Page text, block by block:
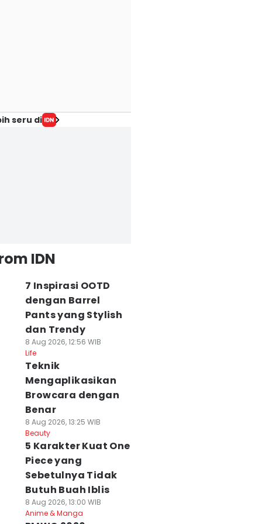
seru di
IDN
7 Inspirasi OOTD
dengan Barrel
Pants yang Stylish
dan Trendy
8 Aug 2026, 12:56 WIB
Life
Teknik
Mengaplikasikan
Browcara dengan
Benar
8 Aug 2026, 13:25 WIB
Beauty
5 Karakter Kuat One
Piece yang
Sebetulnya Tidak
Butuh Buah Iblis
8 Aug 2026, 13:00 WIB
Anime & Manga